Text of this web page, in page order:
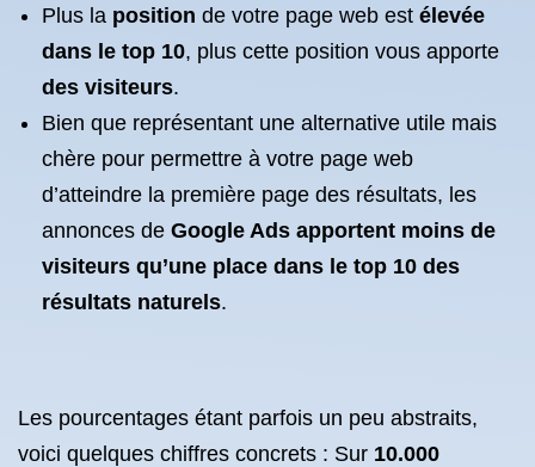
Plus la position de votre page web est élevée
dans le top 10, plus cette position vous apporte
des visiteurs.
Bien que représentant une alternative utile mais
chère pour permettre à votre page web
d’atteindre la première page des résultats, les
annonces de Google Ads apportent moins de
visiteurs qu’une place dans le top 10 des
résultats naturels.
Les pourcentages étant parfois un peu abstraits,
voici quelques chiffres concrets : Sur 10.000